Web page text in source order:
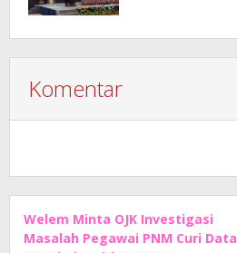
Komentar
Welem Minta OJK Investigasi
Masalah Pegawai PNM Curi Data